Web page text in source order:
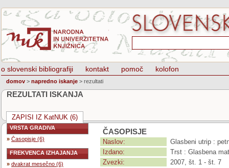
o slovenski bibliografiji kontakt pomoč kolofon
domov > napredno iskanje > rezultati
REZULTATI ISKANJA
ZAPISI IZ KatNUK (6)
VRSTA GRADIVA
» Časopisje (6)
FREKVENCA IZHAJANJA
» dvakrat mesečno (6)
ČASOPISJE
Naslov:
Glasbeni utrip :
Izdano:
Trst : Glasbena
Zvezki:
2007, št. 1 - št. 7